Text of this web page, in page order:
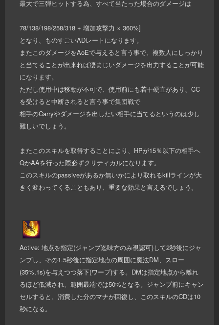
最大で三弾ヒットする為、すべて当たった場合のダメージは
78/138/198/258/318 + 増加攻撃力 × 360%]
となり、ものすごいADレートになります。
またこのダメージをAoEで与えると言う事で、複数人にしっかり
と当てることが出来れば凄まじいダメージを出力することが可能
になります。
ただし使用中は移動が不可で、使用前にも若干硬直があり、CC
を受けると中断されると言う事で集団戦で
相手のCarryやダメージを出したい相手に当てるというのは少し
難しいでしょう。
またこのスキルを取得することにより、HPが15％以下の相手へ
QかAAを行った際必ずクリティカルになります。
このスキルのpassiveがあるか無いかにより取れるkillラインが大
きく変わってくることもあり、重要な効果と言えるでしょう。
Active: 地点を指定(ジャンプ迄味方のみ視認可)して2秒後にジャ
ンプし、その1.5秒後に指定地点の周囲に魔法DM、スロー
(35%,1s)を与えつつ落下(ワープ)する。DMは指定地点から離れ
るほど低減され、範囲最端では50%となる。ジャンプ前にキャン
セルすると、消費した分のマナが回復し、このスキルのCDは10
秒になる。